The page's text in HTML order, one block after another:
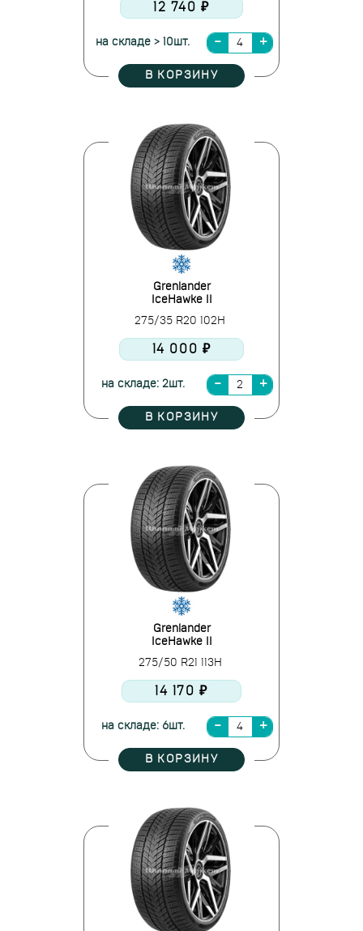
12 740 ₽
на складе > 10шт.
В КОРЗИНУ
Grenlander
IceHawke II
275/35 R20 102H
14 000 ₽
на складе: 2шт.
В КОРЗИНУ
Grenlander
IceHawke II
275/50 R21 113H
14 170 ₽
на складе: 6шт.
В КОРЗИНУ